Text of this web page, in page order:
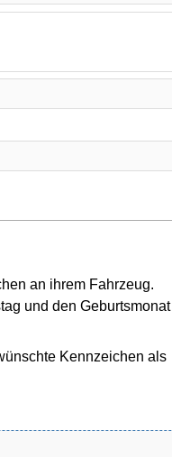
an ihrem Fahrzeug.
und den Geburtsmonat
Kennzeichen als